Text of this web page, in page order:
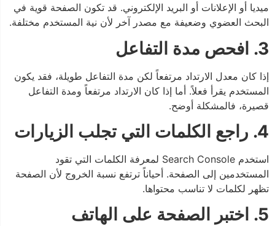
ميديا أو الإعلانات أو البريد الإلكتروني. قد تكون الصفحة قوية في
البحث العضوي وضعيفة مع مصدر آخر لأن نية المستخدم مختلفة.
3. افحص مدة التفاعل
إذا كان معدل الارتداد مرتفعاً لكن مدة التفاعل طويلة، فقد يكون
المستخدم يقرأ فعلاً. أما إذا كان الارتداد مرتفعاً ومدة التفاعل
قصيرة، فالمشكلة أوضح.
4. راجع الكلمات التي تجلب الزيارات
استخدم Search Console لمعرفة الكلمات التي تقود
المستخدمين إلى الصفحة. أحياناً ترتفع نسبة الخروج لأن الصفحة
تظهر لكلمات لا تناسب محتواها.
5. اختبر الصفحة على الهاتف